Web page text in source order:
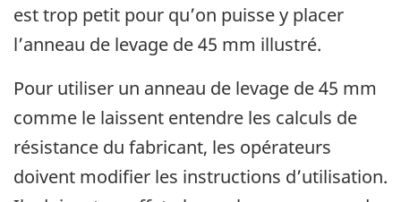
est trop petit pour qu’on puisse y placer
l’anneau de levage de 45 mm illustré.
Pour utiliser un anneau de levage de 45 mm
comme le laissent entendre les calculs de
résistance du fabricant, les opérateurs
doivent modifier les instructions d’utilisation.